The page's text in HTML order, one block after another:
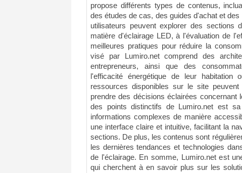
propose différents types de contenus,
des études de cas, des guides d'achat et
utilisateurs peuvent explorer des sections
matière d'éclairage LED, à l'évaluation de
meilleures pratiques pour réduire la
visé par Lumiro.net comprend des
entrepreneurs, ainsi que des
l'efficacité énergétique de leur habitation
ressources disponibles sur le site
prendre des décisions éclairées concernant
des points distinctifs de Lumiro.net est
informations complexes de manière
une interface claire et intuitive, facilitant la
sections. De plus, les contenus sont
les dernières tendances et technologies
de l'éclairage. En somme, Lumiro.net est
qui cherchent à en savoir plus sur les